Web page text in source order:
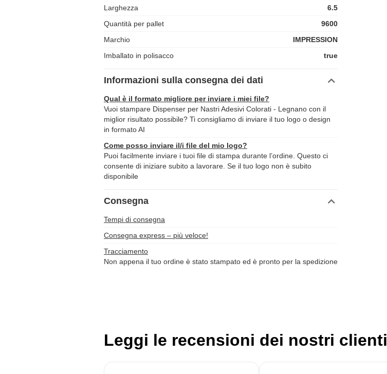
Larghezza
6.5
Quantità per pallet
9600
Marchio
IMPRESSION
Imballato in polisacco
true
Informazioni sulla consegna dei dati
Qual è il formato migliore per inviare i miei file?
Vuoi stampare Dispenser per Nastri Adesivi Colorati - Legnano con il
miglior risultato possibile? Ti consigliamo di inviare il tuo logo o design
in formato AI
Come posso inviare il/i file del mio logo?
Puoi facilmente inviare i tuoi file di stampa durante l’ordine. Questo ci
consente di iniziare subito a lavorare. Se il tuo logo non è subito
disponibile
Consegna
Tempi di consegna
Consegna express – più veloce!
Tracciamento
Non appena il tuo ordine è stato stampato ed è pronto per la spedizione
Leggi le recensioni dei nostri clienti